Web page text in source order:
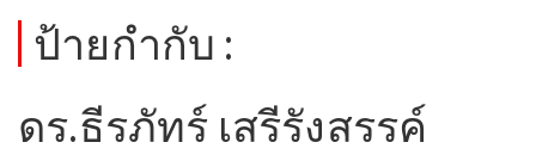
ป้ายกำกับ :
ดร.ธีรภัทร์ เสรีรังสรรค์